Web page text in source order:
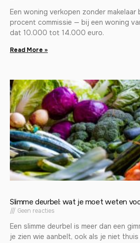
Een woning verkopen zonder
procent commissie — bij een woning
dat 10.000 tot 14.000 euro.
Read More »
Slimme deurbel: wat je moet weten
Geen reacties
Een slimme deurbel is meer dan een
je zien wie aanbelt, ook als je niet